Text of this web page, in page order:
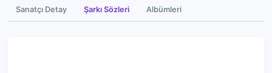
Sanatçı Detay Şarkı Sözleri Albümleri